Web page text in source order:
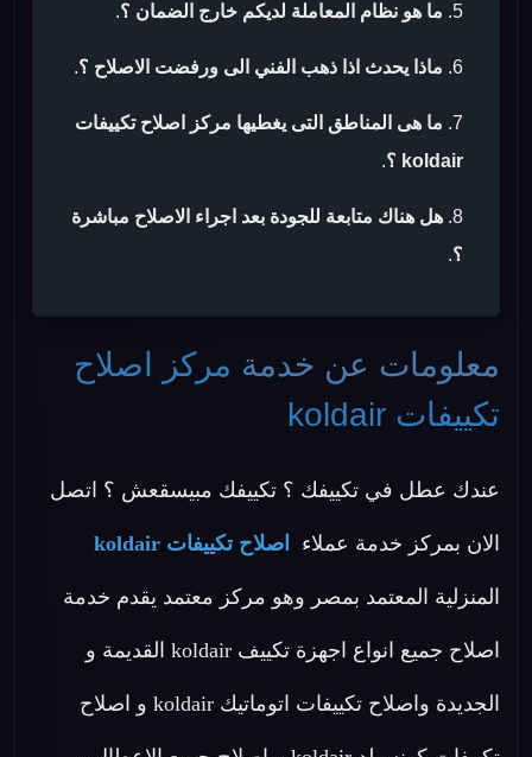
ما هو نظام المعاملة لديكم خارج الضمان ؟.
ماذا يحدث اذا ذهب الفني الى ورفضت الاصلاح ؟.
ما هى المناطق التى يغطيها مركز اصلاح تكييفات
koldair ؟
.
هل هناك متابعة للجودة بعد اجراء الاصلاح مباشرة
؟.
معلومات عن خدمة مركز اصلاح
تكييفات koldair
عندك عطل في تكييفك ؟ تكييفك مبيسقعش ؟ اتصل
الان بمركز خدمة عملاء اصلاح تكييفات koldair
المنزلية المعتمد بمصر وهو مركز معتمد يقدم خدمة
اصلاح جميع انواع اجهزة تكييف koldair القديمة و
الجديدة واصلاح تكييفات اتوماتيك koldair و اصلاح